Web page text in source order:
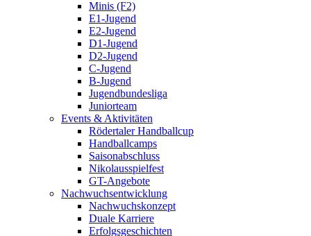
Minis (F2)
E1-Jugend
E2-Jugend
D1-Jugend
D2-Jugend
C-Jugend
B-Jugend
Jugendbundesliga
Juniorteam
Events & Aktivitäten
Rödertaler Handballcup
Handballcamps
Saisonabschluss
Nikolausspielfest
GT-Angebote
Nachwuchsentwicklung
Nachwuchskonzept
Duale Karriere
Erfolgsgeschichten